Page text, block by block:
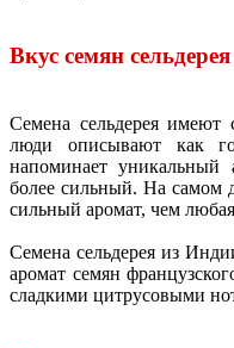
Вкус семян сельдерея
Семена сельдерея имеют
люди описывают как
напоминает уникальный
более сильный. На самом
сильный аромат, чем любая
Семена сельдерея из
аромат семян
сладкими цитрусовыми